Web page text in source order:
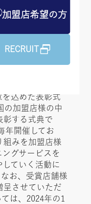
加盟店希望の方
RECRUIT
、2025年3月13
様を表彰するセ
ビハクアワード
いて
こなっている
を込めた表彰式
の加盟店様の中
彰する式典で
年開催してお
組みを加盟店様
グサービスを
ていく活動に
お、受賞店舗様
呈させていただ
は、2024年の1